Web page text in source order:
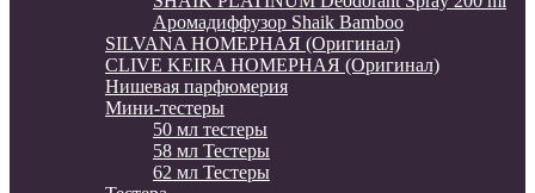
Аромадиффузор Shaik Bamboo
SILVANA НОМЕРНАЯ (Оригинал)
CLIVE KEIRA НОМЕРНАЯ (Оригинал)
Нишевая парфюмерия
Мини-тестеры
50 мл тестеры
58 мл Тестеры
62 мл Тестеры